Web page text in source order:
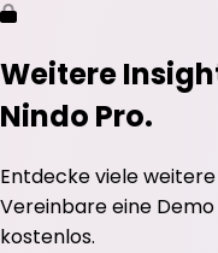
Weitere
Nindo Pro.
Entdecke viele
Vereinbare eine
kostenlos.